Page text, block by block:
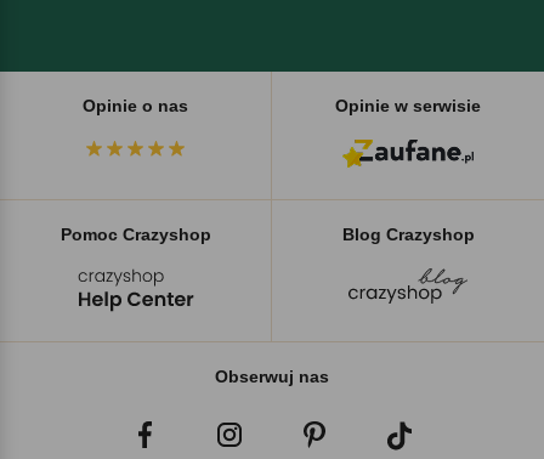
Opinie o nas Opinie w serwisie
Pomoc Crazyshop Blog Crazyshop
Obserwuj nas